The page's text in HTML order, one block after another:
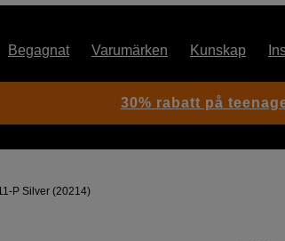
Begagnat Varumärken Kunskap
P Silver (20214)
30% rabatt på